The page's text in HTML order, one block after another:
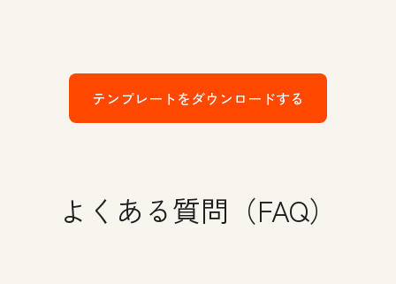
テンプレートをダウンロードする
よくある質問（FAQ）